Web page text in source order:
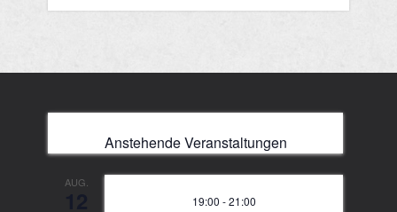
Anstehende Veranstaltungen
AUG.
19:00 -21:00